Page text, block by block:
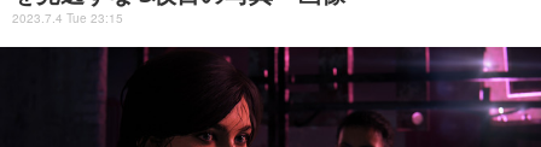
2023.7.4 Tue 23:15